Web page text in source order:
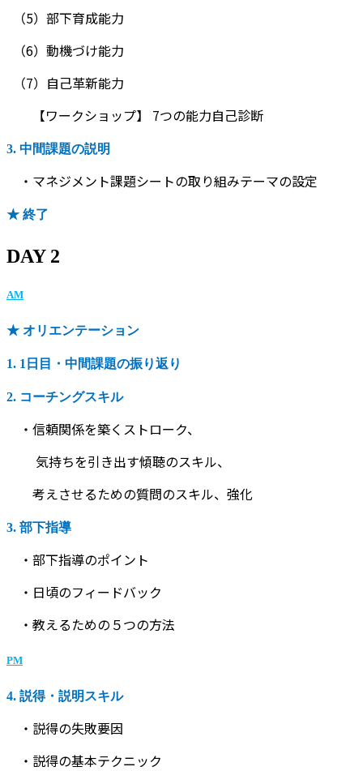
（5）部下育成能力
（6）動機づけ能力
（7）自己革新能力
【ワークショップ】 7つの能力自己診断
3. 中間課題の説明
・マネジメント課題シートの取り組みテーマの設定
★ 終了
DAY 2
AM
★ オリエンテーション
1. 1日目・中間課題の振り返り
2. コーチングスキル
・信頼関係を築くストローク、
気持ちを引き出す傾聴のスキル、
考えさせるための質問のスキル、強化
3. 部下指導
・部下指導のポイント
・日頃のフィードバック
・教えるための５つの方法
PM
4. 説得・説明スキル
・説得の失敗要因
・説得の基本テクニック